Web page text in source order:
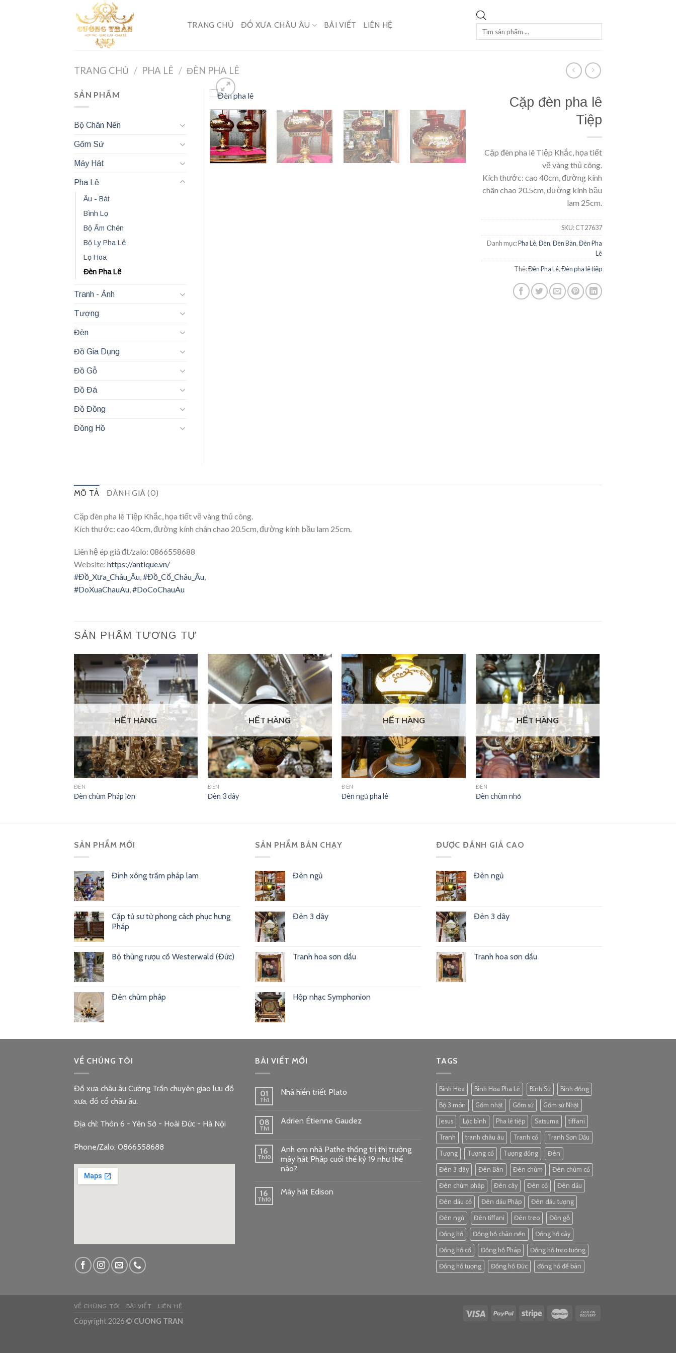
TRANG CHỦ ĐỒ XƯA CHÂU ÂU BÀI VIẾT LIÊN HỆ
Tìm
TRANG CHỦ / PHA LÊ / ĐÈN PHA LÊ
Cặp đèn pha lê
Tiệp
Cặp đèn pha lê Tiệp Khắc, họa tiết
vẽ vàng thủ công.
Kích thước: cao 40cm, đường kính
chân chao 20.5cm, đường kính bầu
lam 25cm.
SKU:CT27637
Danh mục:Pha Lê,Đèn,Đèn Bàn,Đèn Pha
Lê
Thẻ:Đèn Pha Lê,Đèn pha lê tiệp
SẢN PHẨM
Bộ Chân Nến
Gốm Sứ
Máy Hát
Pha Lê
Âu - Bát
Bình Lọ
Bộ Ấm Chén
Bộ Ly Pha Lê
Lọ Hoa
Đèn Pha Lê
Tranh - Ảnh
Tượng
Đèn
Đồ Gia Dụng
Đồ Gỗ
Đồ Đá
Đồ Đồng
Đồng Hồ
MÔ TẢ ĐÁNH GIÁ (0)
Cặp đèn pha lê Tiệp Khắc, họa tiết vẽ vàng thủ công.
Kích thước: cao 40cm, đường kính chân chao 20.5cm, đường kính bầu lam 25cm.
Liên hệ ép giá đt/zalo: 0866558688
Website: https://antique.vn/
#Đồ_Xưa_Châu_Âu,#Đồ_Cổ_Châu_Âu,
#DoXuaChauAu,#DoCoChauAu
SẢN PHẨM TƯƠNG TỰ
HẾT HÀNG
ĐÈN
Đèn chùm Pháp lớn
HẾT HÀNG
ĐÈN
Đèn 3 dây
HẾT HÀNG
ĐÈN
Đèn ngủ pha lê
HẾT HÀNG
ĐÈN
Đèn chùm nhỏ
SẢN PHẨM MỚI
Đỉnh xông trầm pháp lam
Cặp tủ sư tử phong cách phục hưng
Pháp
Bộ thùng rượu cổ Westerwald (Đức)
Đèn chùm pháp
SẢN PHẨM BÁN CHẠY
Đèn ngủ
Đèn 3 dây
Tranh hoa sơn dầu
Hộp nhạc Symphonion
ĐƯỢC ĐÁNH GIÁ CAO
Đèn ngủ
Đèn 3 dây
Tranh hoa sơn dầu
VỀ CHÚNG TÔI
Đồ xưa châu âu Cường Trần chuyên giao lưu đồ
xưa, đồ cổ châu âu.
Địa chỉ: Thôn 6 - Yên Sở - Hoài Đức - Hà Nội
Phone/Zalo: 0866558688
BÀI VIẾT MỚI
01
Th1
Nhà hiền triết Plato
08
Th1
Adrien Étienne Gaudez
16
Th10
Anh em nhà Pathe thống trị thị trường
máy hát Pháp cuối thế kỷ 19 như thế
nào?
16
Th10
Máy hát Edison
TAGS
Bình Hoa Bình Hoa Pha Lê Bình Sứ Bình đồng
Bộ 3 món Gốm nhật Gốm sứ Gốm sứ Nhật
Jesus Lộc bình Pha lê tiệp Satsuma tiffani
Tranh tranh châu âu Tranh cổ Tranh Sơn Dầu
Tượng Tượng cổ Tượng đồng Đèn
Đèn 3 dây Đèn Bàn Đèn chùm Đèn chùm cổ
Đèn chùm pháp Đèn cây Đèn cổ Đèn dầu
Đèn dầu cổ Đèn dầu Pháp Đèn dầu tượng
Đèn ngủ Đèn tiffani Đèn treo Đôn gỗ
Đồng hồ Đồng hồ chân nến Đồng hồ cây
Đồng hồ cổ Đồng hồ Pháp Đồng hồ treo tường
Đồng hồ tượng Đồng hồ Đức đồng hồ để bàn
VỀ CHÚNG TÔI BÀI VIẾT LIÊN HỆ
Copyright 2026 © CUONG TRAN